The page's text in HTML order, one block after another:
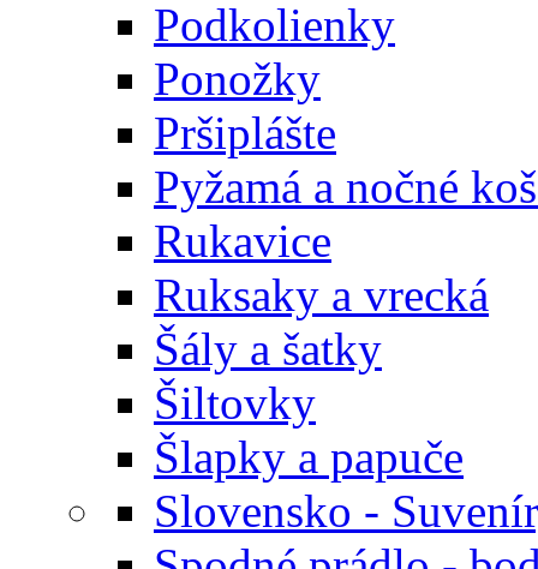
Podkolienky
Ponožky
Pršiplášte
Pyžamá a nočné
Rukavice
Ruksaky a vrecká
Šály a šatky
Šiltovky
Šlapky a papuče
Slovensko -